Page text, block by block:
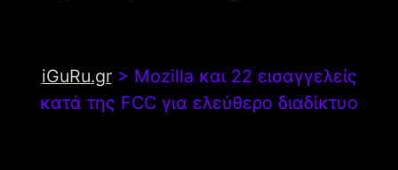
iGuRu.gr> Mozilla και 22 εισαγγελείς
κατά της FCC για ελεύθερο διαδίκτυο